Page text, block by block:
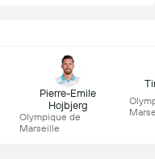
Pierre-Emile
Hojbjerg
Olympique de
Marseille